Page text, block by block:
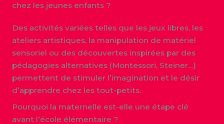
chez les jeunes enfants ?
Des activités variées telles que les jeux libres, les
ateliers artistiques, la manipulation de matériel
sensoriel ou des découvertes inspirées par des
pédagogies alternatives (Montessori, Steiner…)
permettent de stimuler l’imagination et le désir
d’apprendre chez les tout-petits.
Pourquoi la maternelle est-elle une étape clé
avant l’école élémentaire ?